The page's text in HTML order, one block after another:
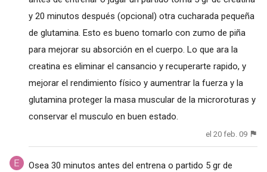
y 20 minutos después (opcional) otra cucharada pequeña
de glutamina. Esto es bueno tomarlo con zumo de piña
para mejorar su absorción en el cuerpo. Lo que ara la
creatina es eliminar el cansancio y recuperarte rapido, y
mejorar el rendimiento físico y aumentrar la fuerza y la
glutamina proteger la masa muscular de la microroturas y
conservar el musculo en buen estado.
el 20 feb. 09
Osea 30 minutos antes del entrena o partido 5 gr de